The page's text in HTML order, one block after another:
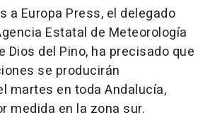
a Europa Press, el delegado
Estatal de Meteorología
Dios del Pino, ha precisado que
se producirán
martes en toda Andalucía,
medida en la zona sur.